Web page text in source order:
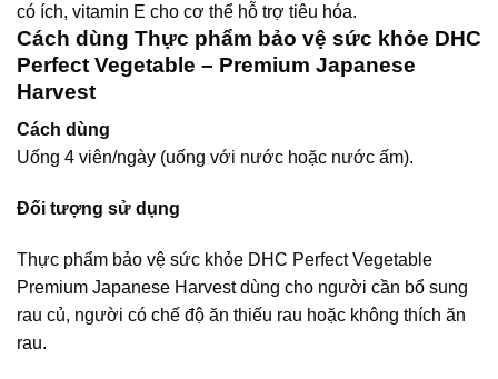
có ích, vitamin E cho cơ thể hỗ trợ tiêu hóa.
Cách dùng Thực phẩm bảo vệ sức khỏe DHC
Perfect Vegetable – Premium Japanese
Harvest
Cách dùng
Uống 4 viên/ngày (uống với nước hoặc nước ấm).
Đối tượng sử dụng
Thực phẩm bảo vệ sức khỏe DHC Perfect Vegetable
Premium Japanese Harvest dùng cho người cần bổ sung
rau củ, người có chế độ ăn thiếu rau hoặc không thích ăn
rau.